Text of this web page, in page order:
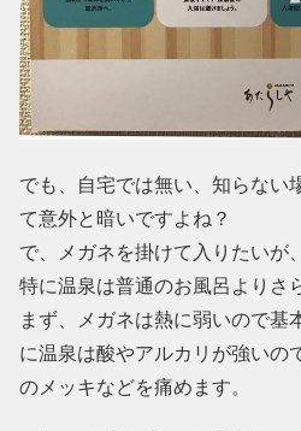
でも、自宅では無い、知らない
て意外と暗いですよね？
で、メガネを掛けて入りたいが
特に温泉は普通のお風呂よりさ
まず、メガネは熱に弱いので基
に温泉は酸やアルカリが強いの
のメッキなどを痛めます。